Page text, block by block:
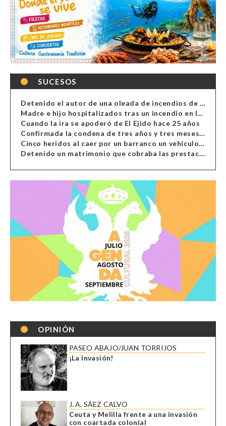
SUCESOS
Detenido el autor de una oleada de incendios de contenedores en Almería
Madre e hijo hospitalizados tras un incendio en la cocina de una vivienda en Almería
Cuando la ira se apoderó de El Ejido hace 25 años
Confirmada la condena de tres años y tres meses al hombre de Antas acusado de xenofobia
Cinco heridos al caer por un barranco un vehículo en Alcolea
Detenido un matrimonio que cobraba las prestaciones de ilegales en Almería, Granada, Málaga, Huelva y Murcia
OPINIÓN
PASEO ABAJO/JUAN TORRIJOS
¡La invasión!
J. A. SÁEZ CALVO
Ceuta y Melilla frente a una invasión
con coartada colonial